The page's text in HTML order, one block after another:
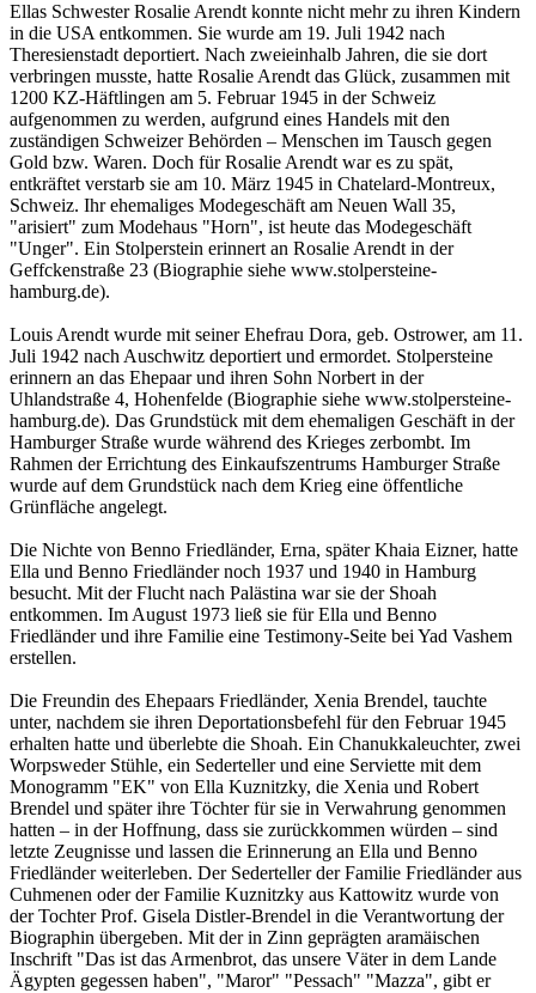
Ellas Schwester Rosalie Arendt konnte nicht mehr zu ihren Kindern
in die USA entkommen. Sie wurde am 19. Juli 1942 nach
Theresienstadt deportiert. Nach zweieinhalb Jahren, die sie dort
verbringen musste, hatte Rosalie Arendt das Glück, zusammen mit
1200 KZ-Häftlingen am 5. Februar 1945 in der Schweiz
aufgenommen zu werden, aufgrund eines Handels mit den
zuständigen Schweizer Behörden – Menschen im Tausch gegen
Gold bzw. Waren. Doch für Rosalie Arendt war es zu spät,
entkräftet verstarb sie am 10. März 1945 in Chatelard-Montreux,
Schweiz. Ihr ehemaliges Modegeschäft am Neuen Wall 35,
"arisiert" zum Modehaus "Horn", ist heute das Modegeschäft
"Unger". Ein Stolperstein erinnert an Rosalie Arendt in der
Geffckenstraße 23 (Biographie siehe www.stolpersteine-
hamburg.de).
Louis Arendt wurde mit seiner Ehefrau Dora, geb. Ostrower, am 11.
Juli 1942 nach Auschwitz deportiert und ermordet. Stolpersteine
erinnern an das Ehepaar und ihren Sohn Norbert in der
Uhlandstraße 4, Hohenfelde (Biographie siehe www.stolpersteine-
hamburg.de). Das Grundstück mit dem ehemaligen Geschäft in der
Hamburger Straße wurde während des Krieges zerbombt. Im
Rahmen der Errichtung des Einkaufszentrums Hamburger Straße
wurde auf dem Grundstück nach dem Krieg eine öffentliche
Grünfläche angelegt.
Die Nichte von Benno Friedländer, Erna, später Khaia Eizner, hatte
Ella und Benno Friedländer noch 1937 und 1940 in Hamburg
besucht. Mit der Flucht nach Palästina war sie der Shoah
entkommen. Im August 1973 ließ sie für Ella und Benno
Friedländer und ihre Familie eine Testimony-Seite bei Yad Vashem
erstellen.
Die Freundin des Ehepaars Friedländer, Xenia Brendel, tauchte
unter, nachdem sie ihren Deportationsbefehl für den Februar 1945
erhalten hatte und überlebte die Shoah. Ein Chanukkaleuchter, zwei
Worpsweder Stühle, ein Sederteller und eine Serviette mit dem
Monogramm "EK" von Ella Kuznitzky, die Xenia und Robert
Brendel und später ihre Töchter für sie in Verwahrung genommen
hatten – in der Hoffnung, dass sie zurückkommen würden – sind
letzte Zeugnisse und lassen die Erinnerung an Ella und Benno
Friedländer weiterleben. Der Sederteller der Familie Friedländer aus
Cuhmenen oder der Familie Kuznitzky aus Kattowitz wurde von
der Tochter Prof. Gisela Distler-Brendel in die Verantwortung der
Biographin übergeben. Mit der in Zinn geprägten aramäischen
Inschrift "Das ist das Armenbrot, das unsere Väter in dem Lande
Ägypten gegessen haben", "Maror" "Pessach" "Mazza", gibt er